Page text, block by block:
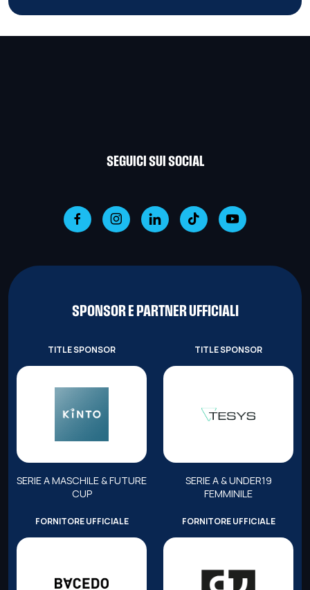
SEGUICI SUI SOCIAL
SPONSOR E PARTNER UFFICIALI
TITLE SPONSOR
SERIE A MASCHILE & FUTURE
CUP
TITLE SPONSOR
SERIE A & UNDER19
FEMMINILE
FORNITORE UFFICIALE FORNITORE UFFICIALE